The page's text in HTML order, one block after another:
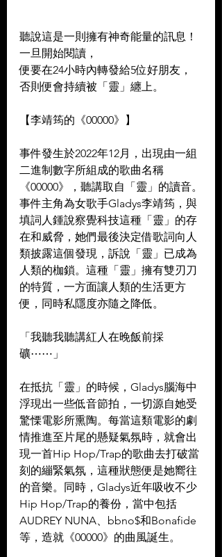
聽說這是一則擁有神奇能量的訊息！
一旦開始閱讀，
便要在24小時內轉發給5位好朋友，
否則便會持續被「靈」纏上。
【李靖筠的《00000》】
事件發生於2022年12月，出現由一組
二進制數字所組成的歌曲名稱
《00000》，聽講取自「靈」的讀音。
事件主角為女歌手Gladys李靖筠，與
填詞人鍾說察覺科技這種「靈」的存
在和威脅，她們最後決定借歌詞向人
類披露這個發現，訴說「靈」已成為
人類的枷鎖。這種「靈」擁有雙刃刀
的特質，一方面讓人類的生活更方
便，同時私隱度亦隨之降低。
「我聽我聽講紅人在晚飯前採
礦⋯⋯」
在抵抗「靈」的時候，Gladys腦海中
浮現出一些低音節拍，一切源自她受
驚慄電影所熏陶。每當這類電影的劇
情推進至片尾的懸疑氣氛時，就會出
現一首Hip Hop/Trap的歌曲去打破當
刻的繃緊氣氛，這種狀態便是她嚮往
的音樂。同時，Gladys近年吸收不少
Hip Hop/Trap的養份，當中包括
AUDREY NUNA、bbno$和Bonafide
等，造就《00000》的曲風誕生。